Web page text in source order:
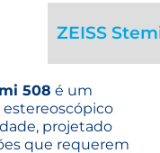
ZEISS
508 é um
projetado
que requerem